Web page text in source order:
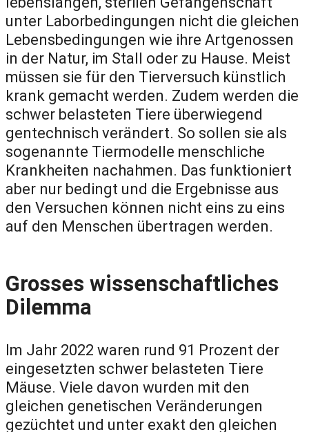
unter Laborbedingungen nicht die gleichen
Lebensbedingungen wie ihre Artgenossen
in der Natur, im Stall oder zu Hause. Meist
müssen sie für den Tierversuch künstlich
krank gemacht werden. Zudem werden die
schwer belasteten Tiere überwiegend
gentechnisch verändert. So sollen sie als
sogenannte Tiermodelle menschliche
Krankheiten nachahmen. Das funktioniert
aber nur bedingt und die Ergebnisse aus
den Versuchen können nicht eins zu eins
auf den Menschen übertragen werden.
Grosses wissenschaftliches
Dilemma
Im Jahr 2022 waren rund 91 Prozent der
eingesetzten schwer belasteten Tiere
Mäuse. Viele davon wurden mit den
gleichen genetischen Veränderungen
gezüchtet und unter exakt den gleichen